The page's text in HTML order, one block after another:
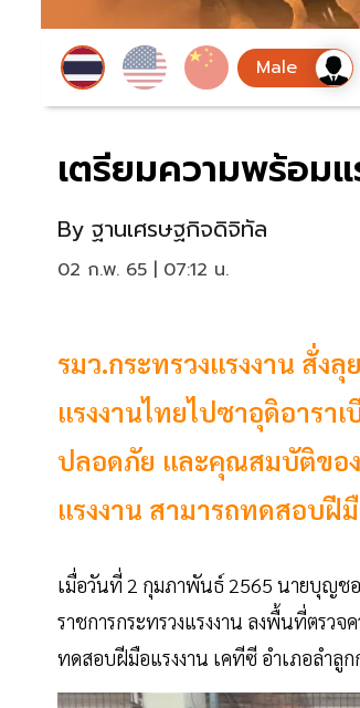
เตรียมความพร้อม
By ฐานเศรษฐกิจดิจิทัล
02 ก.พ. 65 | 07:12 น.
รมว.กระทรวงแรงงาน สั่
แรงงานไทยไปซาอุดิอารา
ปลอดภัย และคุณสมบัติขอ
แรงงาน สามารถทดสอบฝี
เมื่อวันที่ 2 กุมภาพันธ์ 2565 นายบุญช
ราชการกระทรวงแรงงาน ลงพื้นที่ตร
ทดสอบฝีมือแรงงาน เคทีซี อำเภอลำลู